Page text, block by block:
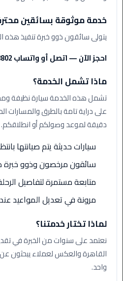
ايجار
بالسائق
مصر
ليموزين
مطار
العلمين
الجديدة
ليموزين
الاسكندريه
السويس
تاكسي
ليموزين
الاسكندريه
شرم
الشيخ
خدمة موثوقة بسائقين
يتولى سائقون ذوو خبرة تنفيذ هذه
احجز الآن — اتصل أو واتساب 01000948802.
ماذا تشمل الخدمة؟
تشمل هذه الخدمة سيارة نظيفة
على دراية تامة بالطرق والمسارات
دقيقة لموعد وصولكم أو انطلاقكم.
سيارات حديثة يتم صيانتها
سائقون مرخصون وذوو خبرة
متابعة مستمرة لتفاصيل
مرونة في تعديل المواعيد
لماذا تختار خدمتنا؟
نعتمد على سنوات من الخبرة في
القاهرة والعكس لعملاء يبحثون
واحد.